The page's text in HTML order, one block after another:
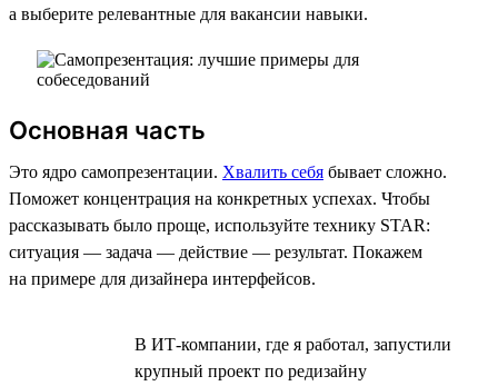
а выберите релевантные для вакансии навыки.
Основная часть
Это ядро самопрезентации. Хвалить себя бывает сложно.
Поможет концентрация на конкретных успехах. Чтобы
рассказывать было проще, используйте технику STAR:
ситуация — задача — действие — результат. Покажем
на примере для дизайнера интерфейсов.
В ИТ-компании, где я работал, запустили
крупный проект по редизайну